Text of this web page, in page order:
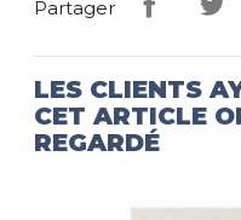
Partager
LES CLIENTS
CET ARTICLE
REGARDÉ